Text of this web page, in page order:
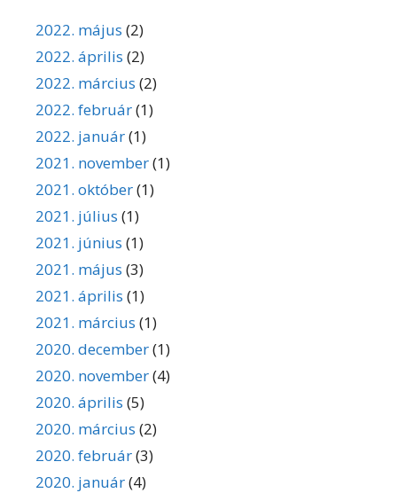
2022. május (2)
2022. április (2)
2022. március (2)
2022. február(1)
2022. január(1)
2021. november(1)
2021. október(1)
2021. július (1)
2021. június (1)
2021. május (3)
2021. április (1)
2021. március (1)
2020. december(1)
2020. november(4)
2020. április (5)
2020. március (2)
2020. február(3)
2020. január(4)